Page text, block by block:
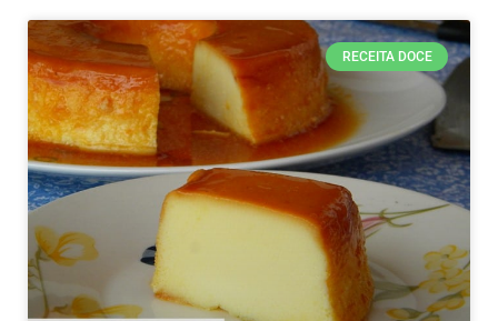
RECEITA DOCE